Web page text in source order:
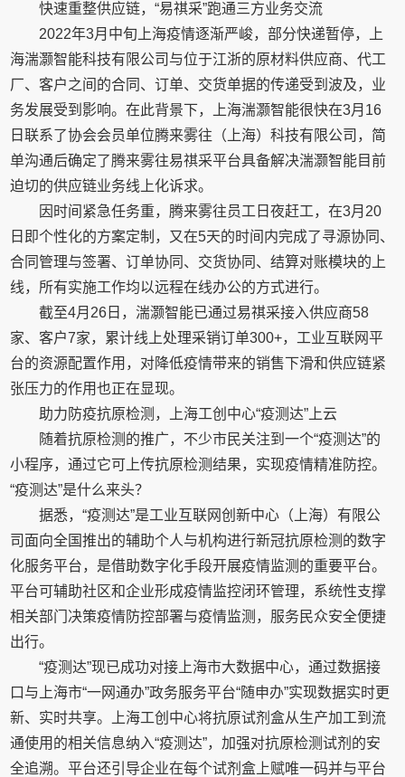
快速重整供应链，“易祺采”跑通三方业务交流
2022年3月中旬上海疫情逐渐严峻，部分快递暂停，上
海湍灏智能科技有限公司与位于江浙的原材料供应商、代工
厂、客户之间的合同、订单、交货单据的传递受到波及，业
务发展受到影响。在此背景下，上海湍灏智能很快在3月16
日联系了协会会员单位腾来雾往（上海）科技有限公司，简
单沟通后确定了腾来雾往易祺采平台具备解决湍灏智能目前
迫切的供应链业务线上化诉求。
因时间紧急任务重，腾来雾往员工日夜赶工，在3月20
日即个性化的方案定制，又在5天的时间内完成了寻源协同、
合同管理与签署、订单协同、交货协同、结算对账模块的上
线，所有实施工作均以远程在线办公的方式进行。
截至4月26日，湍灏智能已通过易祺采接入供应商58
家、客户7家，累计线上处理采销订单300+，工业互联网平
台的资源配置作用，对降低疫情带来的销售下滑和供应链紧
张压力的作用也正在显现。
助力防疫抗原检测，上海工创中心“疫测达”上云
随着抗原检测的推广，不少市民关注到一个“疫测达”的
小程序，通过它可上传抗原检测结果，实现疫情精准防控。
“疫测达”是什么来头？
据悉，“疫测达”是工业互联网创新中心（上海）有限公
司面向全国推出的辅助个人与机构进行新冠抗原检测的数字
化服务平台，是借助数字化手段开展疫情监测的重要平台。
平台可辅助社区和企业形成疫情监控闭环管理，系统性支撑
相关部门决策疫情防控部署与疫情监测，服务民众安全便捷
出行。
“疫测达”现已成功对接上海市大数据中心，通过数据接
口与上海市“一网通办”政务服务平台“随申办”实现数据实时更
新、实时共享。上海工创中心将抗原试剂盒从生产加工到流
通使用的相关信息纳入“疫测达”，加强对抗原检测试剂的安
全追溯。平台还引导企业在每个试剂盒上赋唯一码并与平台